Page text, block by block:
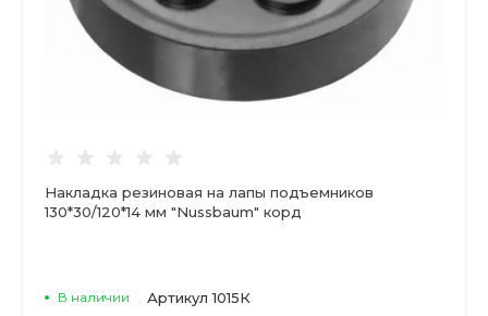
Накладка резиновая на лапы подъемников
130*30/120*14 мм "Nussbaum" корд
В наличии Артикул 1015К